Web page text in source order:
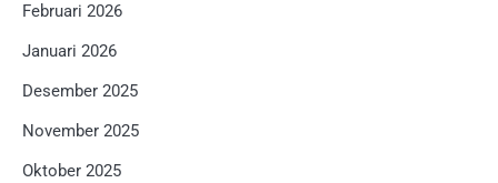
Februari 2026
Januari 2026
Desember 2025
November 2025
Oktober 2025